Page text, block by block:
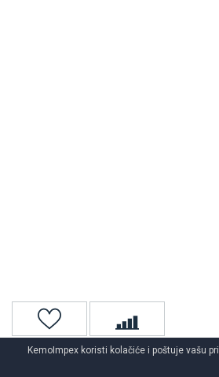
KemoImpex koristi kolačiće i poštuje vašu